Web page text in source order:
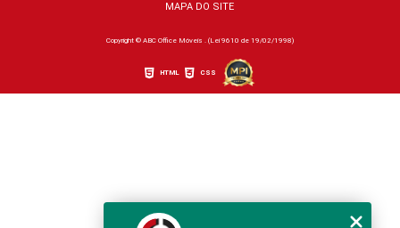
MAPA DO SITE
Copyright © ABC Office Móveis . (Lei 9610 de 19/02/1998)
HTML CSS